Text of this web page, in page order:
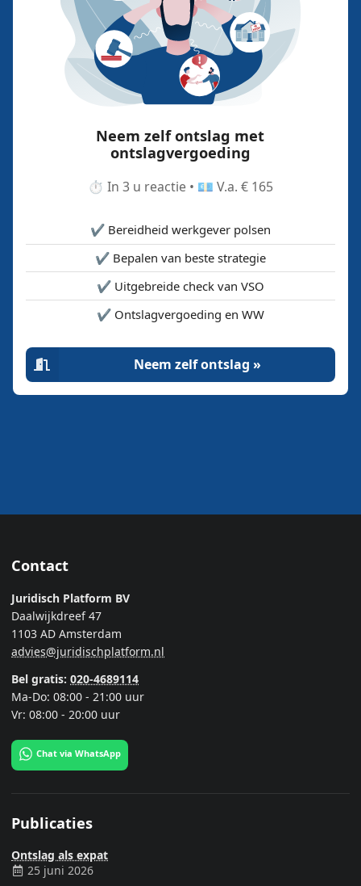
Neem zelf ontslag met
ontslagvergoeding
⏱️ In 3 u reactie • 💶 V.a. € 165
✔️ Bereidheid werkgever polsen
✔️ Bepalen van beste strategie
✔️ Uitgebreide check van VSO
✔️ Ontslagvergoeding en WW
Neem zelf ontslag »
Contact
Juridisch Platform BV
Daalwijkdreef 47
1103 AD Amsterdam
advies@juridischplatform.nl
Bel gratis: 020-4689114
Ma-Do: 08:00 - 21:00 uur
Vr: 08:00 - 20:00 uur
Chat via WhatsApp
Publicaties
Ontslag als expat
25 juni 2026